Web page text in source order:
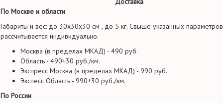
По Москве и области
Габариты и вес: до 30х30х30 см , до 5 кг. Свыше указанных параметров
рассчитывается индивидуально.
Москва (в пределах МКАД) - 490 руб.
Область - 490+30 руб./км.
Экспресс Москва (в пределах МКАД) - 990 руб.
Экспесс Область - 990+30 руб./км.
По России